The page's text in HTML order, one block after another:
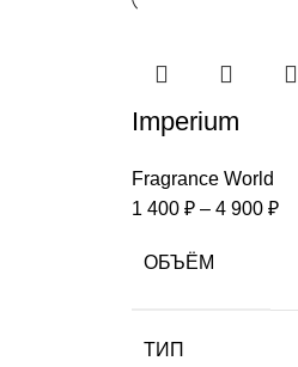
Imperium
Fragrance World
1 400 ₽ – 4 900 ₽
ОБЪЁМ
ТИП